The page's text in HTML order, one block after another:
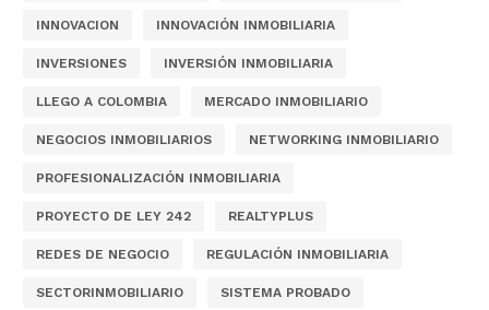
INNOVACION INNOVACIÓN INMOBILIARIA
INVERSIONES INVERSIÓN INMOBILIARIA
LLEGO A COLOMBIA MERCADO INMOBILIARIO
NEGOCIOS INMOBILIARIOS NETWORKING INMOBILIARIO
PROFESIONALIZACIÓN INMOBILIARIA
PROYECTO DE LEY 242 REALTYPLUS
REDES DE NEGOCIO REGULACIÓN INMOBILIARIA
SECTORINMOBILIARIO SISTEMA PROBADO